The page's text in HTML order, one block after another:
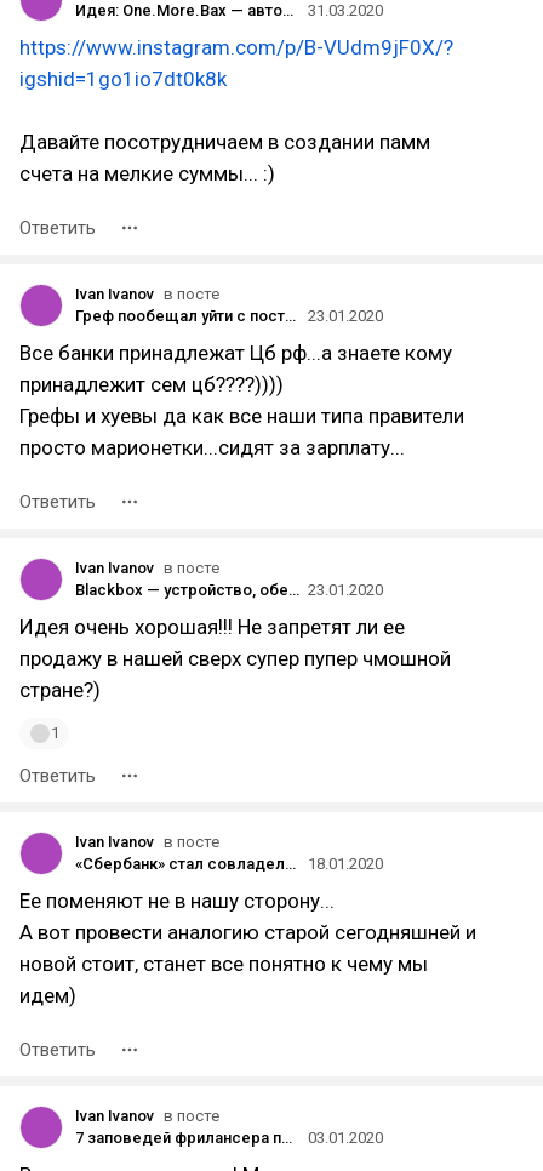
Идея: One.More.Bax — автоматические ежедневные инвестиции
31.03.2020
https://www.instagram.com/p/B-VUdm9jF0X/?
igshid=1go1io7dt0k8k
Давайте посотрудничаем в создании памм
счета на мелкие суммы... :)
Ответить
Ivan Ivanov в посте
Греф пообещал уйти с поста главы «Сбербанка» в случае смены стратегии компании из-за нового владельца
23.01.2020
Все банки принадлежат Цб рф...а знаете кому
принадлежит сем цб????))))
Грефы и хуевы да как все наши типа правители
просто марионетки...сидят за зарплату...
Ответить
Ivan Ivanov в посте
Blackbox — устройство, обеспечивающее полную анонимность в сети для массового потребителя 23.01.2020
Идея очень хорошая!!! Не запретят ли ее
продажу в нашей сверх супер пупер чмошной
стране?)
1
Ответить
Ivan Ivanov в посте
«Сбербанк» стал совладельцем Mail.ru Group и Rambler Group, Андрей Андреев продал Badoo: заметные сделки 2019 года
18.01.2020
Ее поменяют не в нашу сторону...
А вот провести аналогию старой сегодняшней и
новой стоит, станет все понятно к чему мы
идем)
Ответить
Ivan Ivanov в посте
7 заповедей фрилансера при работе с заказчиком
03.01.2020